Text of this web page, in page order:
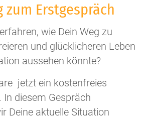
zum Erstgespräch
wie Dein Weg zu
und glücklicheren Leben
aussehen könnte?
jetzt ein kostenfreies
In diesem Gespräch
Deine aktuelle Situation